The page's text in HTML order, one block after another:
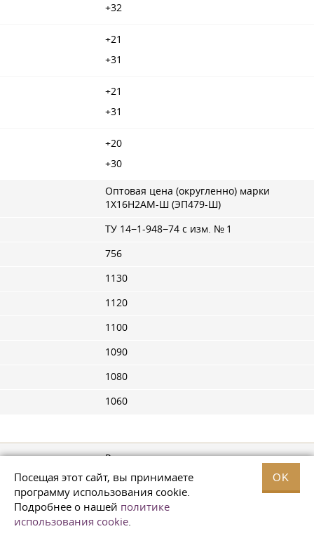
Посещая этот сайт, вы принимаете
программу использования cookie.
Подробнее о нашей политике
использования cookie.
OK
+32
+21
+31
+21
+31
+20
+30
Оптовая цена (округленно) марки
1Х16Н2АМ-Ш (ЭП479-Ш)
ТУ 14−1-948−74 с изм. № 1
756
1130
1120
1100
1090
1080
1060
Расчет оптовых цен
составлен
Завод «Электросталь»
Главный экономист